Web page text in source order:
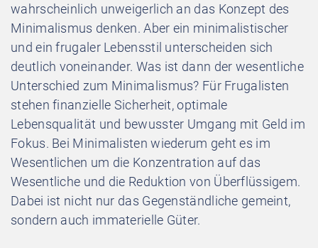
wahrscheinlich unweigerlich an das Konzept des
Minimalismus denken. Aber ein minimalistischer
und ein frugaler Lebensstil unterscheiden sich
deutlich voneinander. Was ist dann der wesentliche
Unterschied zum Minimalismus? Für Frugalisten
stehen finanzielle Sicherheit, optimale
Lebensqualität und bewusster Umgang mit Geld im
Fokus. Bei Minimalisten wiederum geht es im
Wesentlichen um die Konzentration auf das
Wesentliche und die Reduktion von Überflüssigem.
Dabei ist nicht nur das Gegenständliche gemeint,
sondern auch immaterielle Güter.